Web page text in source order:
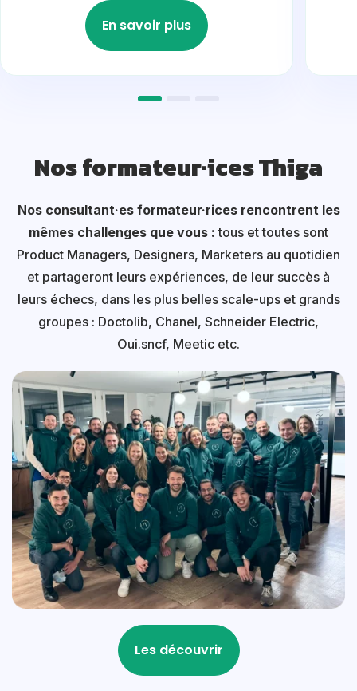
En savoir plus
Nos formateur·ices Thiga
Nos consultant·es formateur·rices rencontrent les
mêmes challenges que vous : tous et toutes sont
Product Managers, Designers, Marketers au quotidien
et partageront leurs expériences, de leur succès à
leurs échecs, dans les plus belles scale-ups et grands
groupes : Doctolib, Chanel, Schneider Electric,
Oui.sncf, Meetic etc.